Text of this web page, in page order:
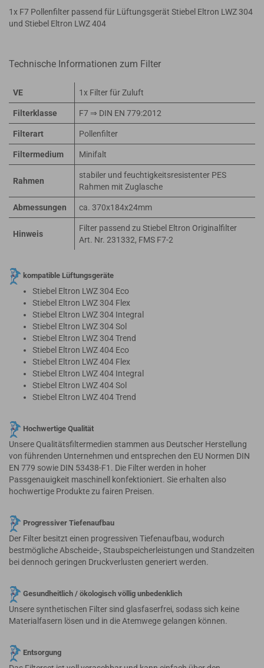
1x F7 Pollenfilter passend für Lüftungsgerät Stiebel Eltron LWZ 304
und Stiebel Eltron LWZ 404
Technische Informationen zum Filter
VE 1x Filter für Zuluft
Filterklasse F7 ⇒ DIN EN 779:2012
Filterart Pollenfilter
Filtermedium Minifalt
Rahmen
stabiler und feuchtigkeitsresistenter PES
Rahmen mit Zuglasche
Abmessungen ca. 370x184x24mm
Hinweis
Filter passend zu Stiebel Eltron Originalfilter
Art. Nr. 231332, FMS F7-2
kompatible Lüftungsgeräte
Stiebel Eltron LWZ 304 Eco
Stiebel Eltron LWZ 304 Flex
Stiebel Eltron LWZ 304 Integral
Stiebel Eltron LWZ 304 Sol
Stiebel Eltron LWZ 304 Trend
Stiebel Eltron LWZ 404 Eco
Stiebel Eltron LWZ 404 Flex
Stiebel Eltron LWZ 404 Integral
Stiebel Eltron LWZ 404 Sol
Stiebel Eltron LWZ 404 Trend
Hochwertige Qualität
Unsere Qualitätsfiltermedien stammen aus Deutscher Herstellung
von führenden Unternehmen und entsprechen den EU Normen DIN
EN 779 sowie DIN 53438-F1. Die Filter werden in hoher
Passgenauigkeit maschinell konfektioniert. Sie erhalten also
hochwertige Produkte zu fairen Preisen.
Progressiver Tiefenaufbau
Der Filter besitzt einen progressiven Tiefenaufbau, wodurch
bestmögliche Abscheide-, Staubspeicherleistungen und Standzeiten
bei dennoch geringen Druckverlusten generiert werden.
Gesundheitlich / ökologisch völlig unbedenklich
Unsere synthetischen Filter sind glasfaserfrei, sodass sich keine
Materialfasern lösen und in die Atemwege gelangen können.
Entsorgung